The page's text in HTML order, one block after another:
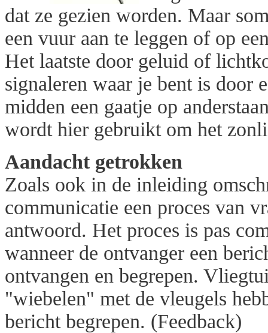
dat ze gezien worden. Maar
een vuur aan te leggen of op
Het laatste door geluid of
signaleren waar je bent is door
midden een gaatje op
wordt hier gebruikt om het
Aandacht getrokken
Zoals ook in de inleiding
communicatie een proces van
antwoord. Het proces is pas
wanneer de ontvanger een
ontvangen en begrepen.
"wiebelen" met de vleugels
bericht begrepen. (Feedback)